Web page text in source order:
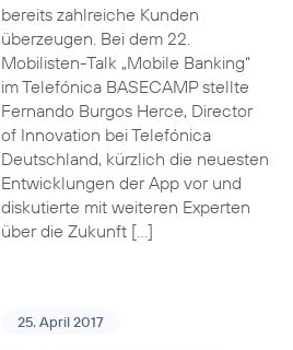
bereits zahlreiche Kunden
überzeugen. Bei dem 22.
Mobilisten-Talk „Mobile Banking“
im Telefónica BASECAMP stellte
Fernando Burgos Herce, Director
of Innovation bei Telefónica
Deutschland, kürzlich die neuesten
Entwicklungen der App vor und
diskutierte mit weiteren Experten
über die Zukunft […]
25. April 2017